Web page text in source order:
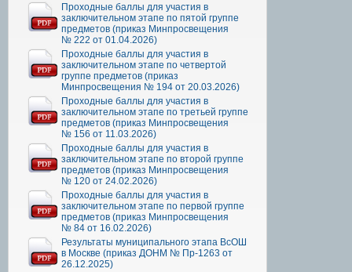
Проходные баллы для участия в
заключительном этапе по пятой группе
предметов (приказ Минпросвещения
№ 222 от 01.04.2026)
Проходные баллы для участия в
заключительном этапе по четвертой
группе предметов (приказ
Минпросвещения № 194 от 20.03.2026)
Проходные баллы для участия в
заключительном этапе по третьей группе
предметов (приказ Минпросвещения
№ 156 от 11.03.2026)
Проходные баллы для участия в
заключительном этапе по второй группе
предметов (приказ Минпросвещения
№ 120 от 24.02.2026)
Проходные баллы для участия в
заключительном этапе по первой группе
предметов (приказ Минпросвещения
№ 84 от 16.02.2026)
Результаты муниципального этапа ВсОШ
в Москве (приказ ДОНМ № Пр-1263 от
26.12.2025)